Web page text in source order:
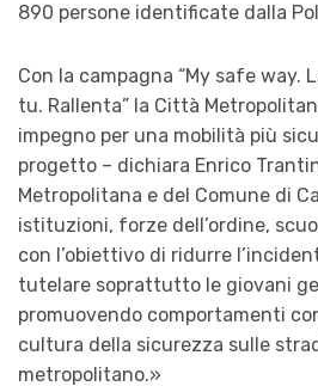
890 persone identificate dalla
Con la campagna “My safe way.
tu. Rallenta” la Città
impegno per una mobilità più
progetto – dichiara Enrico
Metropolitana e del Comune di
istituzioni, forze dell’ordine,
con l’obiettivo di ridurre
tutelare soprattutto le giovani
promuovendo comportamenti
cultura della sicurezza sulle
metropolitano.»